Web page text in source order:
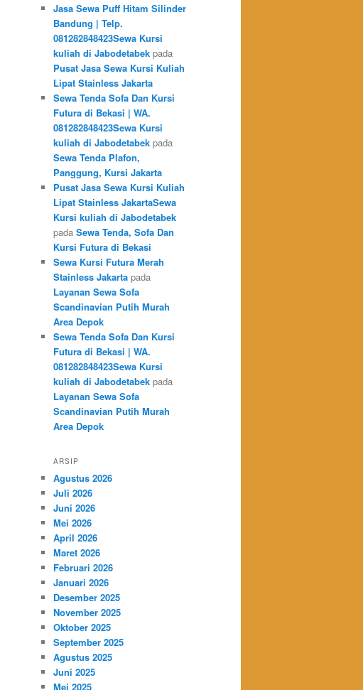
Jasa Sewa Puff Hitam Silinder
Bandung | Telp.
081282848423Sewa Kursi
kuliah di Jabodetabek pada
Pusat Jasa Sewa Kursi Kuliah
Lipat Stainless Jakarta
Sewa Tenda Sofa Dan Kursi
Futura di Bekasi | WA.
081282848423Sewa Kursi
kuliah di Jabodetabek pada
Sewa Tenda Plafon,
Panggung, Kursi Jakarta
Pusat Jasa Sewa Kursi Kuliah
Lipat Stainless JakartaSewa
Kursi kuliah di Jabodetabek
pada Sewa Tenda, Sofa Dan
Kursi Futura di Bekasi
Sewa Kursi Futura Merah
Stainless Jakarta pada
Layanan Sewa Sofa
Scandinavian Putih Murah
Area Depok
Sewa Tenda Sofa Dan Kursi
Futura di Bekasi | WA.
081282848423Sewa Kursi
kuliah di Jabodetabek pada
Layanan Sewa Sofa
Scandinavian Putih Murah
Area Depok
ARSIP
Agustus 2026
Juli 2026
Juni 2026
Mei 2026
April 2026
Maret 2026
Februari 2026
Januari 2026
Desember 2025
November 2025
Oktober 2025
September 2025
Agustus 2025
Juni 2025
Mei 2025